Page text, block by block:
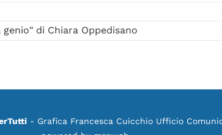
di Chiara Oppedisano
- Grafica Francesca Cuicchio Ufficio